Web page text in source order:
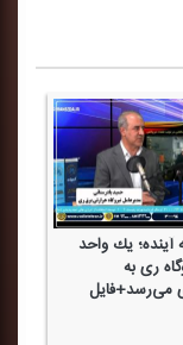
آینده؛ یك واحد
ری به
می‌رسد+فایل